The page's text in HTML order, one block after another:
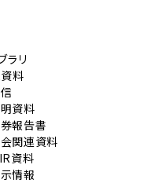
ラリ
料
資料
報告書
関連資料
資料
情報